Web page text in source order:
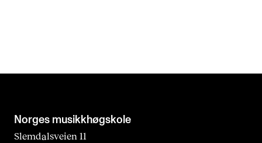
Norges musikk­høgskole
Slemdalsveien 11